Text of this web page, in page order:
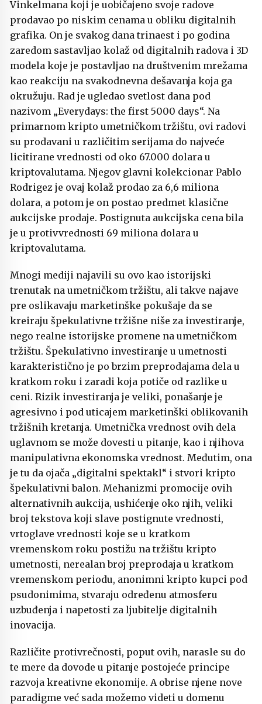
Vinkelmana koji je uobičajeno svoje radove
prodavao po niskim cenama u obliku digitalnih
grafika. On je svakog dana trinaest i po godina
zaredom sastavljao kolaž od digitalnih radova i 3D
modela koje je postavljao na društvenim mrežama
kao reakciju na svakodnevna dešavanja koja ga
okružuju. Rad je ugledao svetlost dana pod
nazivom „Everydays: the first 5000 days“. Na
primarnom kripto umetničkom tržištu, ovi radovi
su prodavani u različitim serijama do najveće
licitirane vrednosti od oko 67.000 dolara u
kriptovalutama. Njegov glavni kolekcionar Pablo
Rodrigez je ovaj kolaž prodao za 6,6 miliona
dolara, a potom je on postao predmet klasične
aukcijske prodaje. Postignuta aukcijska cena bila
je u protivvrednosti 69 miliona dolara u
kriptovalutama.
Mnogi mediji najavili su ovo kao istorijski
trenutak na umetničkom tržištu, ali takve najave
pre oslikavaju marketinške pokušaje da se
kreiraju špekulativne tržišne niše za investiranje,
nego realne istorijske promene na umetničkom
tržištu. Špekulativno investiranje u umetnosti
karakteristično je po brzim preprodajama dela u
kratkom roku i zaradi koja potiče od razlike u
ceni. Rizik investiranja je veliki, ponašanje je
agresivno i pod uticajem marketinški oblikovanih
tržišnih kretanja. Umetnička vrednost ovih dela
uglavnom se može dovesti u pitanje, kao i njihova
manipulativna ekonomska vrednost. Međutim, ona
je tu da ojača „digitalni spektakl“ i stvori kripto
špekulativni balon. Mehanizmi promocije ovih
alternativnih aukcija, ushićenje oko njih, veliki
broj tekstova koji slave postignute vrednosti,
vrtoglave vrednosti koje se u kratkom
vremenskom roku postižu na tržištu kripto
umetnosti, nerealan broj preprodaja u kratkom
vremenskom periodu, anonimni kripto kupci pod
psudonimima, stvaraju određenu atmosferu
uzbuđenja i napetosti za ljubitelje digitalnih
inovacija.
Različite protivrečnosti, poput ovih, narasle su do
te mere da dovode u pitanje postojeće principe
razvoja kreativne ekonomije. A obrise njene nove
paradigme već sada možemo videti u domenu